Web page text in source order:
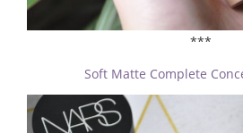
***
Soft Matte Complete